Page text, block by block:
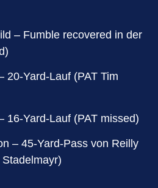
– Fumble recovered in der
20-Yard-Lauf (PAT Tim
16-Yard-Lauf (PAT missed)
– 45-Yard-Pass von Reilly